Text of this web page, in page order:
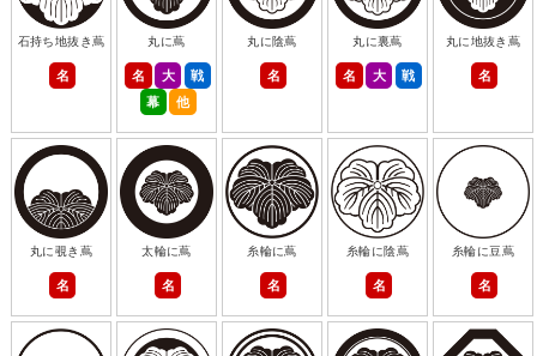
石持ち地抜き蔦
名
丸に蔦
名 大
戦
幕
他
丸に陰蔦
名
丸に裏蔦
名 大 戦
丸に地抜き蔦
名
丸に覗き蔦
名
太輪に蔦
名
糸輪に蔦
名
糸輪に陰蔦
名
糸輪に豆蔦
名